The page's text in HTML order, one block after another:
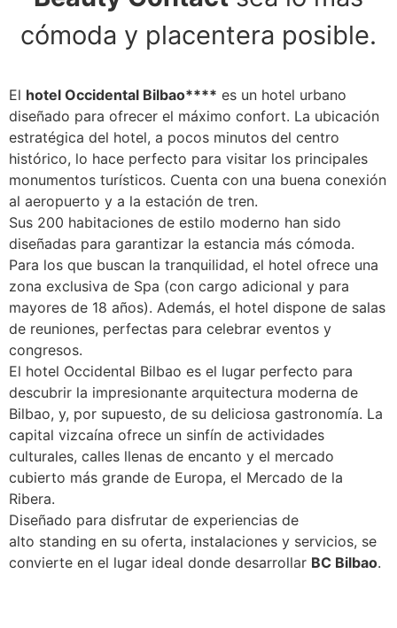
cómoda y placentera posible.
El hotel Occidental Bilbao**** es un hotel urbano
diseñado para ofrecer el máximo confort. La ubicación
estratégica del hotel, a pocos minutos del centro
histórico, lo hace perfecto para visitar los principales
monumentos turísticos. Cuenta con una buena conexión
al aeropuerto y a la estación de tren.
Sus 200 habitaciones de estilo moderno han sido
diseñadas para garantizar la estancia más cómoda.
Para los que buscan la tranquilidad, el hotel ofrece una
zona exclusiva de Spa (con cargo adicional y para
mayores de 18 años). Además, el hotel dispone de salas
de reuniones, perfectas para celebrar eventos y
congresos.
El hotel Occidental Bilbao es el lugar perfecto para
descubrir la impresionante arquitectura moderna de
Bilbao, y, por supuesto, de su deliciosa gastronomía. La
capital vizcaína ofrece un sinfín de actividades
culturales, calles llenas de encanto y el mercado
cubierto más grande de Europa, el Mercado de la
Ribera.
Diseñado para disfrutar de experiencias de
alto standing en su oferta, instalaciones y servicios, se
convierte en el lugar ideal donde desarrollar BC Bilbao.